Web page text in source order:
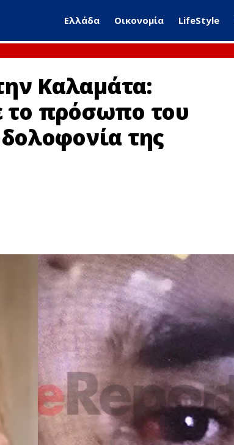
Ελλάδα Οικονομία LifeStyle
Καλαμάτα:
το πρόσωπο του
της